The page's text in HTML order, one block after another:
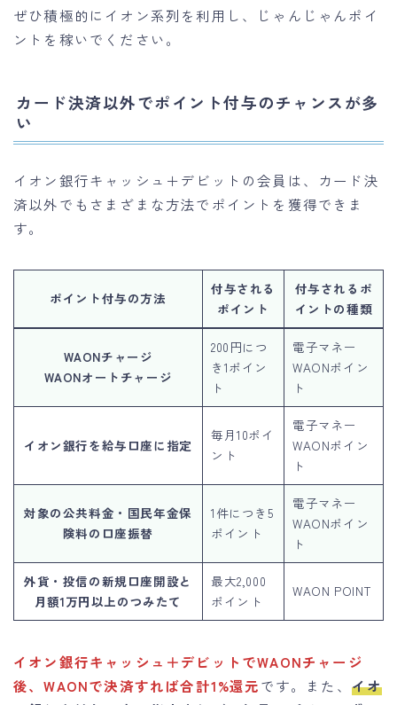
ぜひ積極的にイオン系列を利用し、じゃんじゃんポイ
ントを稼いでください。
カード決済以外でポイント付与のチャンスが多
い
イオン銀行キャッシュ＋デビットの会員は、カード決
済以外でもさまざまな方法でポイントを獲得できま
す。
ポイント付与の方法
付与される
ポイント
付与されるポ
イントの種類
WAONチャージ
WAONオートチャージ
200円につ
き1ポイン
ト
電子マネー
WAONポイン
ト
イオン銀行を給与口座に指定
毎月10ポイ
ント
電子マネー
WAONポイン
ト
対象の公共料金・国民年金保
険料の口座振替
1件につき5
ポイント
電子マネー
WAONポイン
ト
外貨・投信の新規口座開設と
月額1万円以上のつみたて
最大2,000
ポイント
WAON POINT
イオン銀行キャッシュ＋デビットでWAONチャージ
後、WAONで決済すれば合計1%還元です。また、 イオ